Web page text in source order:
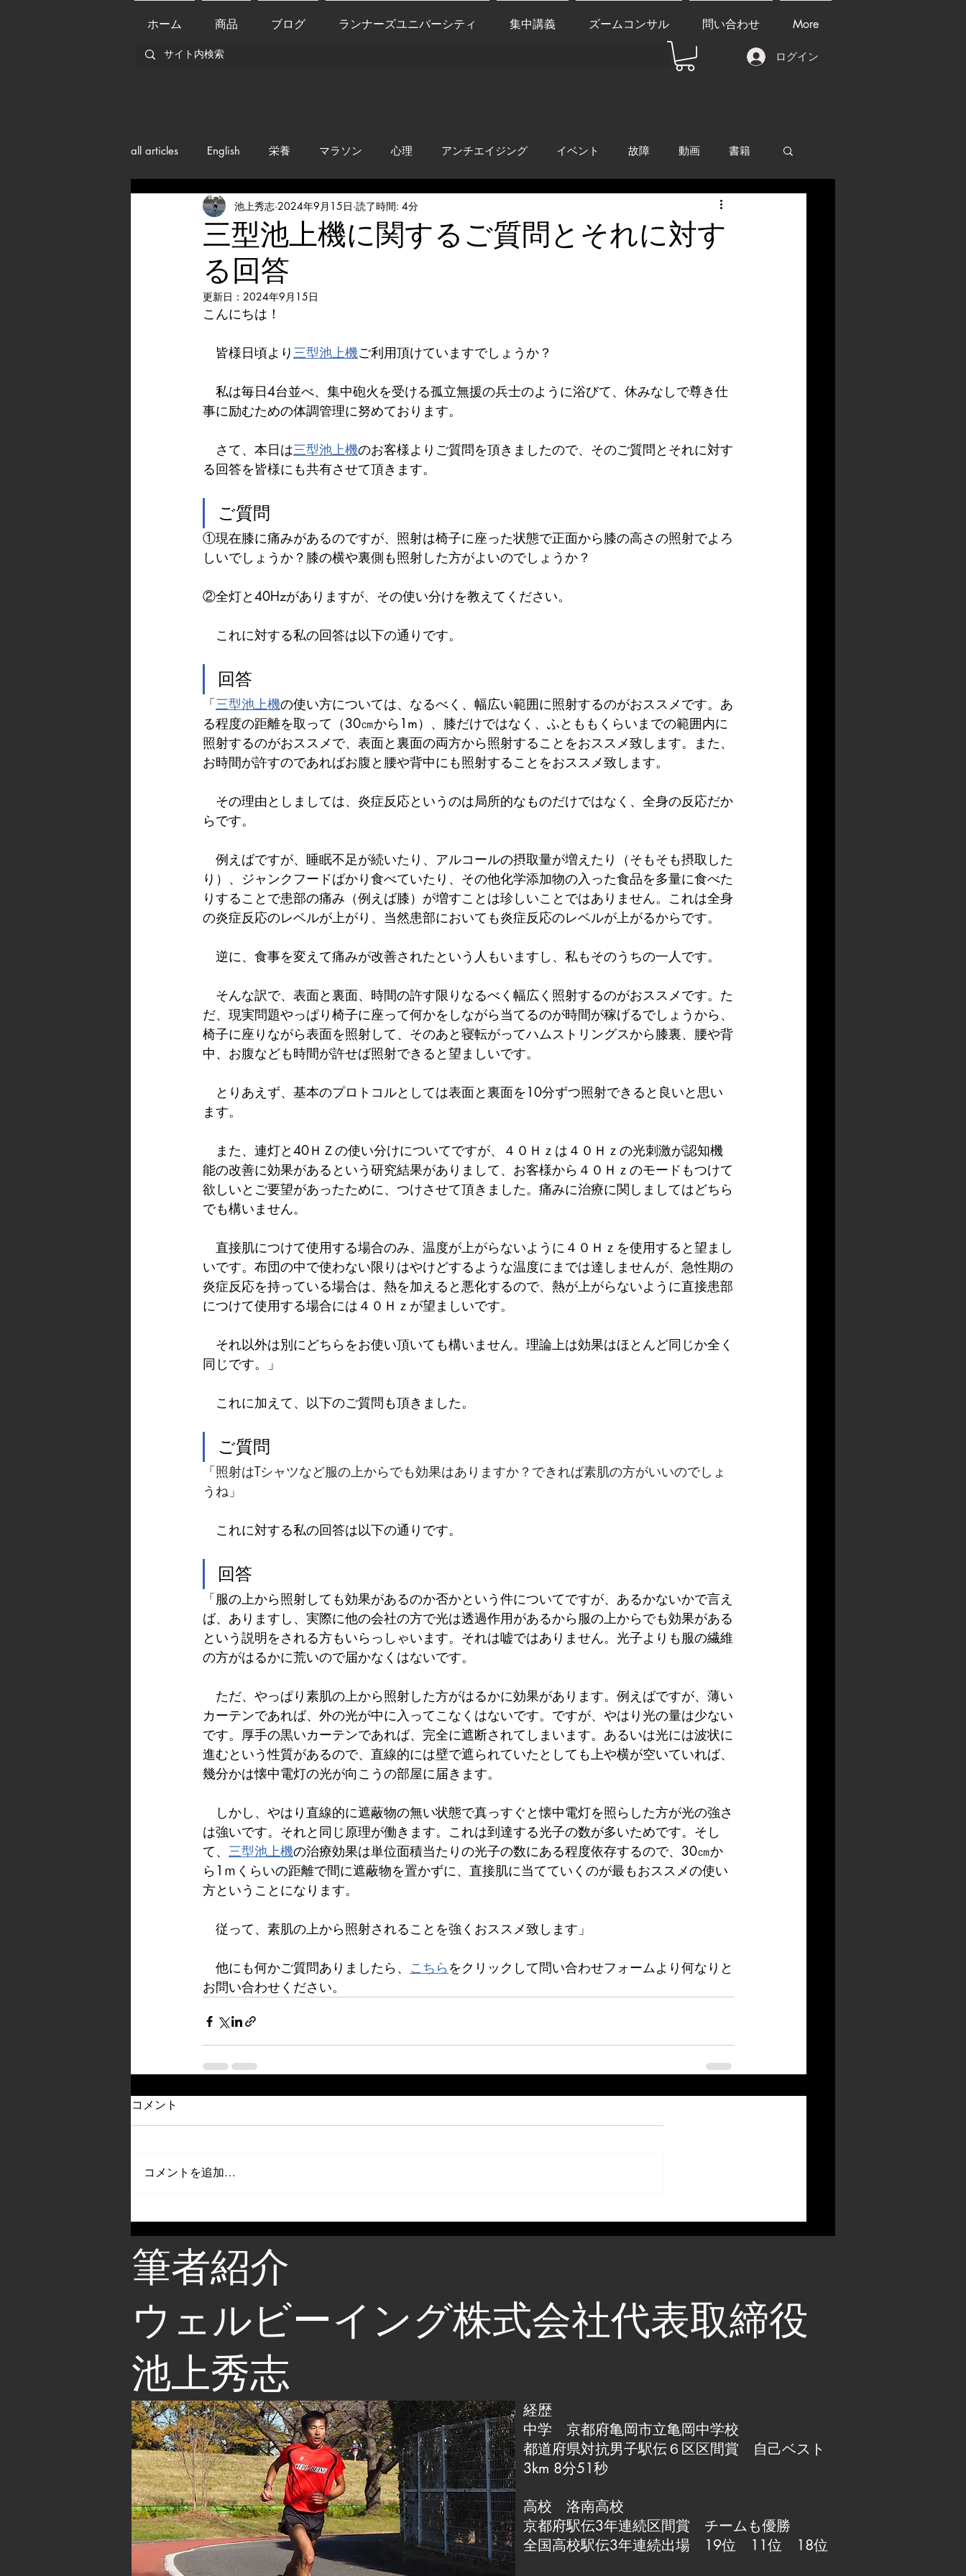
ホーム 商品 ブログ ランナーズユニバーシティ 集中講義 ズームコンサル 問い合わせ More
ログイン
all articles English 栄養 マラソン 心理 アンチエイジング イベント 故障 動画 書籍
メンバー紹介 Nutrition anti-inflammation
health mamagement
三型池上機に関するご質問とそれに対す
る回答
池上秀志 2024年9月15日 読了時間: 4分
更新日： 2024年9月15日
こんにちは！
皆様日頃より三型池上機ご利用頂けていますでしょうか？
私は毎日4台並べ、集中砲火を受ける孤立無援の兵士のように浴びて、休みなしで尊き仕
事に励むための体調管理に努めております。
さて、本日は三型池上機のお客様よりご質問を頂きましたので、そのご質問とそれに対す
る回答を皆様にも共有させて頂きます。
ご質問
①現在膝に痛みがあるのですが、照射は椅子に座った状態で正面から膝の高さの照射でよろ
しいでしょうか？膝の横や裏側も照射した方がよいのでしょうか？
②全灯と40Hzがありますが、その使い分けを教えてください。
これに対する私の回答は以下の通りです。
回答
「三型池上機の使い方については、なるべく、幅広い範囲に照射するのがおススメです。あ
る程度の距離を取って（30㎝から1m）、膝だけではなく、ふとももくらいまでの範囲内に
照射するのがおススメで、表面と裏面の両方から照射することをおススメ致します。また、
お時間が許すのであればお腹と腰や背中にも照射することをおススメ致します。
その理由としましては、炎症反応というのは局所的なものだけではなく、全身の反応だか
らです。
例えばですが、睡眠不足が続いたり、アルコールの摂取量が増えたり（そもそも摂取した
り）、ジャンクフードばかり食べていたり、その他化学添加物の入った食品を多量に食べた
りすることで患部の痛み（例えば膝）が増すことは珍しいことではありません。これは全身
の炎症反応のレベルが上がり、当然患部においても炎症反応のレベルが上がるからです。
逆に、食事を変えて痛みが改善されたという人もいますし、私もそのうちの一人です。
そんな訳で、表面と裏面、時間の許す限りなるべく幅広く照射するのがおススメです。た
だ、現実問題やっぱり椅子に座って何かをしながら当てるのが時間が稼げるでしょうから、
椅子に座りながら表面を照射して、そのあと寝転がってハムストリングスから膝裏、腰や背
中、お腹なども時間が許せば照射できると望ましいです。
とりあえず、基本のプロトコルとしては表面と裏面を10分ずつ照射できると良いと思い
ます。
また、連灯と40ＨＺの使い分けについてですが、４０Ｈｚは４０Ｈｚの光刺激が認知機
能の改善に効果があるという研究結果がありまして、お客様から４０Ｈｚのモードもつけて
欲しいとご要望があったために、つけさせて頂きました。痛みに治療に関しましてはどちら
でも構いません。
直接肌につけて使用する場合のみ、温度が上がらないように４０Ｈｚを使用すると望まし
いです。布団の中で使わない限りはやけどするような温度にまでは達しませんが、急性期の
炎症反応を持っている場合は、熱を加えると悪化するので、熱が上がらないように直接患部
につけて使用する場合には４０Ｈｚが望ましいです。
それ以外は別にどちらをお使い頂いても構いません。理論上は効果はほとんど同じか全く
同じです。」
これに加えて、以下のご質問も頂きました。
ご質問
「照射はTシャツなど服の上からでも効果はありますか？できれば素肌の方がいいのでしょ
うね」
これに対する私の回答は以下の通りです。
回答
「服の上から照射しても効果があるのか否かという件についてですが、あるかないかで言え
ば、ありますし、実際に他の会社の方で光は透過作用があるから服の上からでも効果がある
という説明をされる方もいらっしゃいます。それは嘘ではありません。光子よりも服の繊維
の方がはるかに荒いので届かなくはないです。
ただ、やっぱり素肌の上から照射した方がはるかに効果があります。例えばですが、薄い
カーテンであれば、外の光が中に入ってこなくはないです。ですが、やはり光の量は少ない
です。厚手の黒いカーテンであれば、完全に遮断されてしまいます。あるいは光には波状に
進むという性質があるので、直線的には壁で遮られていたとしても上や横が空いていれば、
幾分かは懐中電灯の光が向こうの部屋に届きます。
しかし、やはり直線的に遮蔽物の無い状態で真っすぐと懐中電灯を照らした方が光の強さ
は強いです。それと同じ原理が働きます。これは到達する光子の数が多いためです。そし
て、 三型池上機の治療効果は単位面積当たりの光子の数にある程度依存するので、30㎝か
ら1ｍくらいの距離で間に遮蔽物を置かずに、直接肌に当てていくのが最もおススメの使い
方ということになります。
従って、素肌の上から照射されることを強くおススメ致します」
他にも何かご質問ありましたら、 こちら をクリックして問い合わせフォームより何なりと
お問い合わせください。
コメント
コメントを追加…
筆者紹介
​ウェルビーイング株式会社代表取締役
池上秀志
経歴
中学 京都府亀岡市立亀岡中学校
都道府県対抗男子駅伝６区区間賞 自己ベスト
3km 8分51秒
高校 洛南高校
京都府駅伝3年連続区間賞 チームも優勝
全国高校駅伝3年連続出場 19位 11位 18位